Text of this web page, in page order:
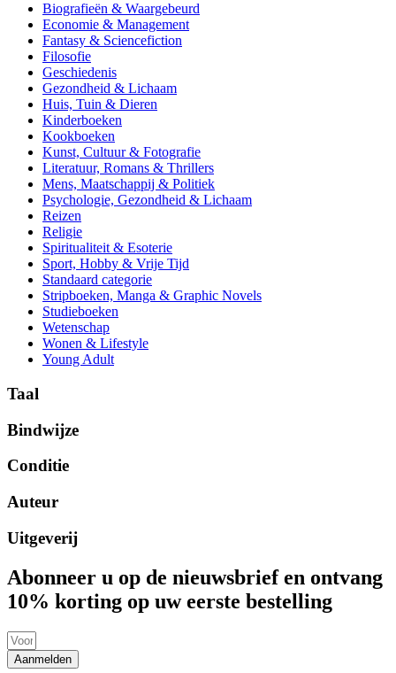
Biografieën & Waargebeurd
Economie & Management
Fantasy & Sciencefiction
Filosofie
Geschiedenis
Gezondheid & Lichaam
Huis, Tuin & Dieren
Kinderboeken
Kookboeken
Kunst, Cultuur & Fotografie
Literatuur, Romans & Thrillers
Mens, Maatschappij & Politiek
Psychologie, Gezondheid & Lichaam
Reizen
Religie
Spiritualiteit & Esoterie
Sport, Hobby & Vrije Tijd
Standaard categorie
Stripboeken, Manga & Graphic Novels
Studieboeken
Wetenschap
Wonen & Lifestyle
Young Adult
Taal
Bindwijze
Conditie
Auteur
Uitgeverij
Abonneer u op de nieuwsbrief en ontvang
10% korting op uw eerste bestelling
Aanmelden